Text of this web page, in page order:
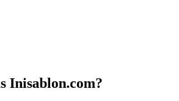
Inisablon.com?